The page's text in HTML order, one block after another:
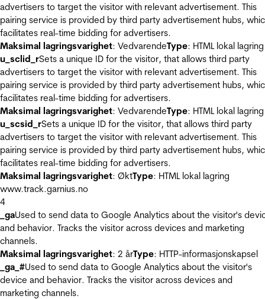
advertisers to target the visitor with relevant advertisement. This
pairing service is provided by third party advertisement hubs,
facilitates real-time bidding for advertisers.
Maksimal lagringsvarighet: VedvarendeType: HTML lokal lagring
u_sclid_rSets a unique ID for the visitor, that allows third party
advertisers to target the visitor with relevant advertisement. This
pairing service is provided by third party advertisement hubs,
facilitates real-time bidding for advertisers.
Maksimal lagringsvarighet: VedvarendeType: HTML lokal lagring
u_scsid_rSets a unique ID for the visitor, that allows third party
advertisers to target the visitor with relevant advertisement. This
pairing service is provided by third party advertisement hubs,
facilitates real-time bidding for advertisers.
Maksimal lagringsvarighet: ØktType: HTML lokal lagring
www.track.garnius.no
4
_gaUsed to send data to Google Analytics about the visitor's
and behavior. Tracks the visitor across devices and marketing
channels.
Maksimal lagringsvarighet: 2 årType: HTTP-informasjonskapsel
_ga_#Used to send data to Google Analytics about the visitor's
device and behavior. Tracks the visitor across devices and
marketing channels.